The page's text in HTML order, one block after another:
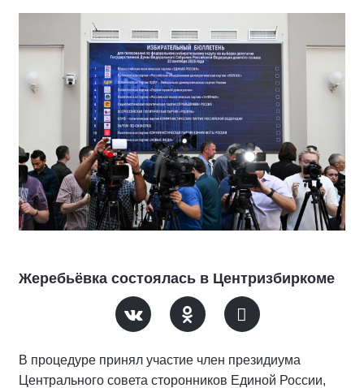
Жеребьёвка состоялась в Центризбиркоме
В процедуре принял участие член президиума
Центрального совета сторонников Единой России,